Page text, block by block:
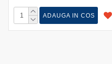
ADAUGA IN COS